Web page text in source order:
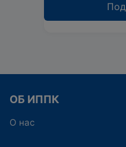
ОБ ИППК
О нас